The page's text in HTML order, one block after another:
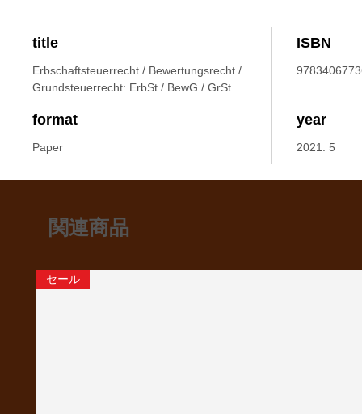
title
Erbschaftsteuerrecht / Bewertungsrecht /
Grundsteuerrecht: ErbSt / BewG / GrSt.
ISBN
format
Paper
year
2021. 5
関連商品
セール